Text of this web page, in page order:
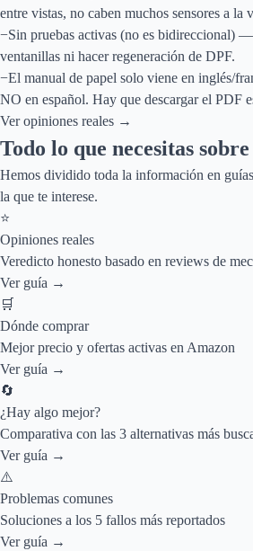
entre vistas, no caben muchos sensores a la
−Sin pruebas activas (no es bidireccional)
ventanillas ni hacer regeneración de DPF.
−El manual de papel solo viene en inglés/
NO en español. Hay que descargar el PDF
Ver opiniones reales →
Todo lo que necesitas sobre
Hemos dividido toda la información en
la que te interese.
⭐
Opiniones reales
Veredicto honesto basado en reviews de
Ver guía →
🛒
Dónde comprar
Mejor precio y ofertas activas en Amazon
Ver guía →
🔄
¿Hay algo mejor?
Comparativa con las 3 alternativas más
Ver guía →
⚠️
Problemas comunes
Soluciones a los 5 fallos más reportados
Ver guía →